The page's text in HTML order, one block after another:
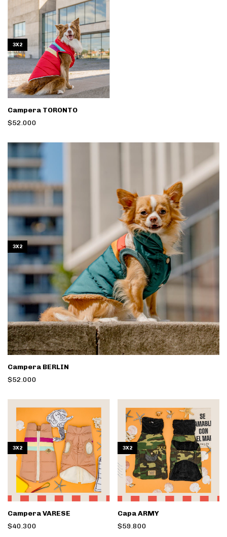
3X2
Campera TORONTO
$52.000
3X2
Campera BERLIN
$52.000
3X2
Campera VARESE
$40.300
3X2
Capa ARMY
$59.800